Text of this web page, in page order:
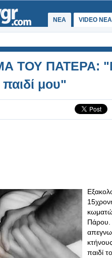
ΝΕΑ VIDEO NEA
ΤΟΥ ΠΑΤΕΡΑ:
παιδί μου"
Πάρου.
παιδί